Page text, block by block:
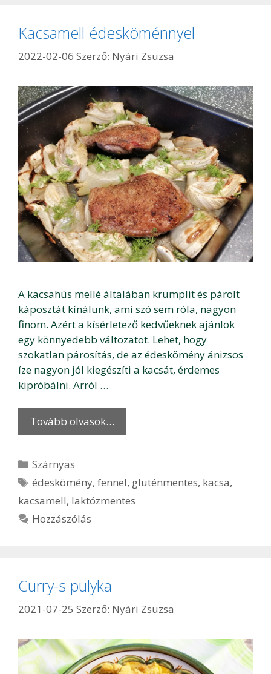
Kacsamell édesköménnyel
2022-02-06 Szerző: Nyári Zsuzsa
A kacsahús mellé általában krumplit és párolt
káposztát kínálunk, ami szó sem róla, nagyon
finom. Azért a kísérletező kedvűeknek ajánlok
egy könnyedebb változatot. Lehet, hogy
szokatlan párosítás, de az édeskömény ánizsos
íze nagyon jól kiegészíti a kacsát, érdemes
kipróbálni. Arról …
Tovább olvasok…
Kategória
Szárnyas
Címkék
édeskömény,fennel, gluténmentes, kacsa,
kacsamell, laktózmentes
Hozzászólás
Curry-s pulyka
2021-07-25 Szerző: Nyári Zsuzsa